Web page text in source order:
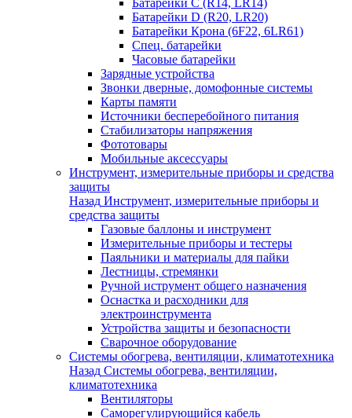
Батарейки C (R14, LR14)
Батарейки D (R20, LR20)
Батарейки Крона (6F22, 6LR61)
Спец. батарейки
Часовые батарейки
Зарядные устройства
Звонки дверные, домофонные системы
Карты памяти
Источники бесперебойного питания
Стабилизаторы напряжения
Фототовары
Мобильные аксессуары
Инструмент, измерительные приборы и средства
защиты
Назад Инструмент, измерительные приборы и
средства защиты
Газовые баллоны и инструмент
Измерительные приборы и тестеры
Паяльники и материалы для пайки
Лестницы, стремянки
Ручной иструмент общего назначения
Оснастка и расходники для
электроинструмента
Устройства защиты и безопасности
Сварочное оборудование
Системы обогрева, вентиляции, климатотехника
Назад Системы обогрева, вентиляции,
климатотехника
Вентиляторы
Саморегулирующийся кабель